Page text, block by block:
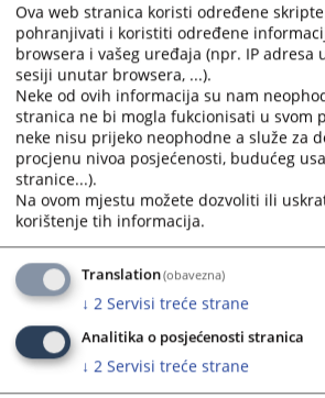
Ova web stranica koristi određene
pohranjivati i koristiti određene
browsera i vašeg uređaja (npr. IP adresa
sesiji unutar browsera, ...).
Neke od ovih informacija su nam
stranica ne bi mogla fukcionisati u svom
neke nisu prijeko neophodne a služe za
procjenu nivoa posjećenosti, budućeg
stranice...).
Na ovom mjestu možete dozvoliti ili
korištenje tih informacija.
Translation(obavezna)
↓ 2 Servisi treće strane
Analitika o posjećenosti stranica
↓ 2 Servisi treće strane